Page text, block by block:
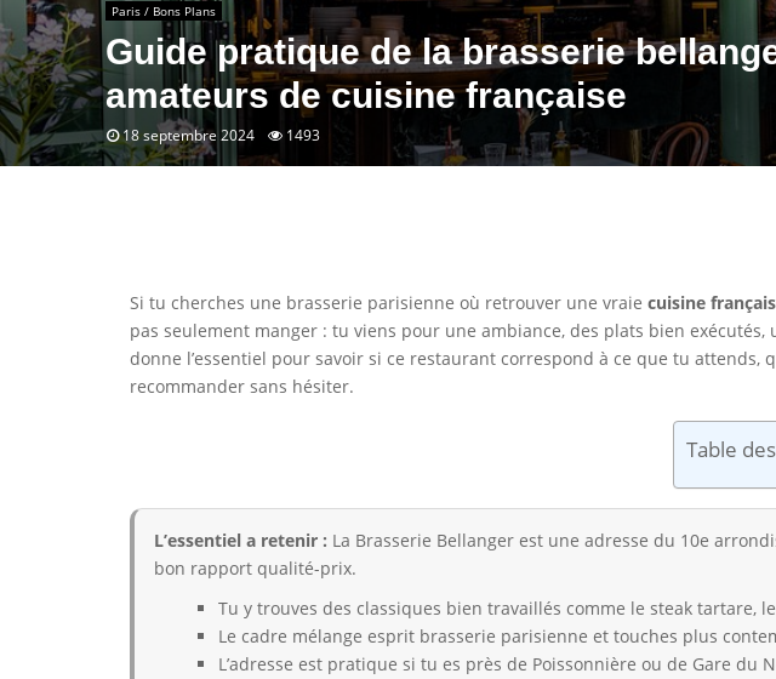
Paris / Bons Plans
Guide pratique de la brasserie
amateurs de cuisine française
18 septembre 2024 1493
Si tu cherches une brasserie parisienne où retrouver une vraie cuisine
pas seulement manger : tu viens pour une ambiance, des plats bien
donne l’essentiel pour savoir si ce restaurant correspond à ce que tu
recommander sans hésiter.
Table
L’essentiel a retenir : La Brasserie Bellanger est une adresse du 10e
bon rapport qualité-prix.
Tu y trouves des classiques bien travaillés comme le steak tartare,
Le cadre mélange esprit brasserie parisienne et touches plus
L’adresse est pratique si tu es près de Poissonnière ou de Gare du